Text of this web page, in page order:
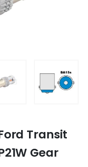
Transit
Gear